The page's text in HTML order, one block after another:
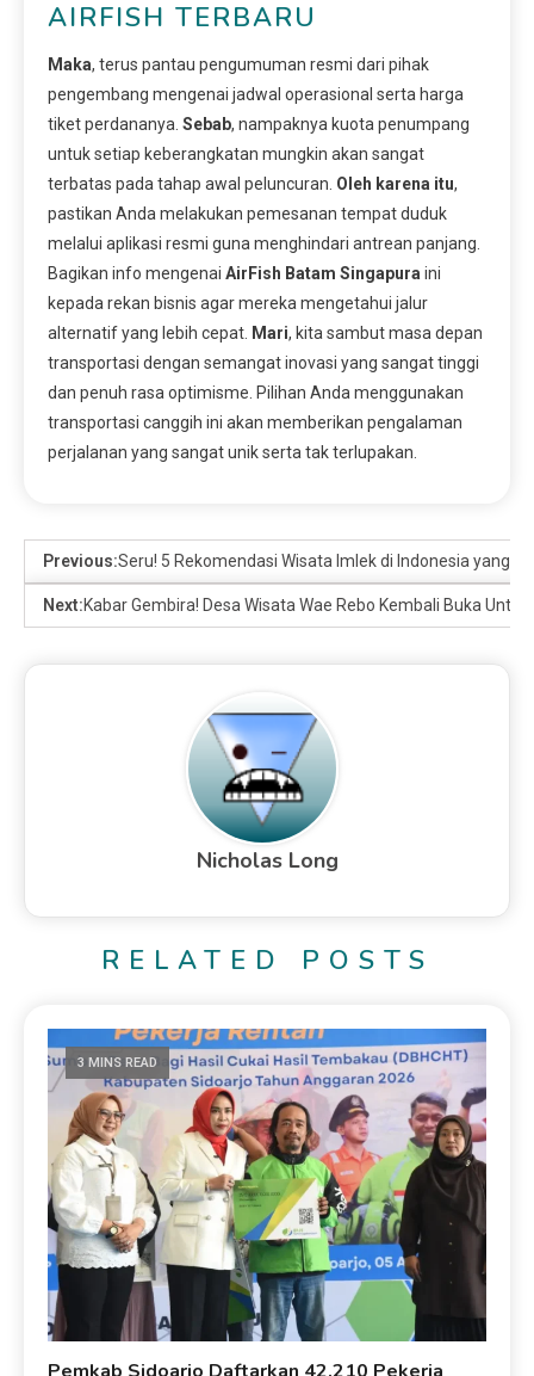
AIRFISH TERBARU
Maka, terus pantau pengumuman resmi dari pihak
pengembang mengenai jadwal operasional serta harga
tiket perdananya. Sebab, nampaknya kuota penumpang
untuk setiap keberangkatan mungkin akan sangat
terbatas pada tahap awal peluncuran. Oleh karena itu,
pastikan Anda melakukan pemesanan tempat duduk
melalui aplikasi resmi guna menghindari antrean panjang.
Bagikan info mengenai AirFish Batam Singapura ini
kepada rekan bisnis agar mereka mengetahui jalur
alternatif yang lebih cepat. Mari, kita sambut masa depan
transportasi dengan semangat inovasi yang sangat tinggi
dan penuh rasa optimisme. Pilihan Anda menggunakan
transportasi canggih ini akan memberikan pengalaman
perjalanan yang sangat unik serta tak terlupakan.
Previous:Seru! 5 Rekomendasi Wisata Imlek di Indonesia yang
Next:Kabar Gembira! Desa Wisata Wae Rebo Kembali Buka
Nicholas Long
RELATED POSTS
3 MINS READ